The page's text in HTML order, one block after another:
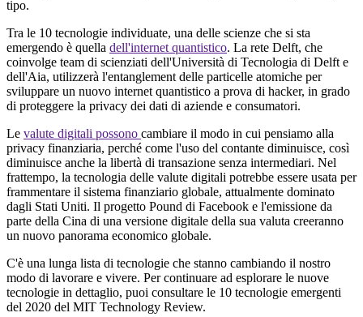
tipo.
Tra le 10 tecnologie individuate, una delle scienze che si sta
emergendo è quella dell'internet quantistico. La rete Delft, che
coinvolge team di scienziati dell'Università di Tecnologia di Delft e
dell'Aia, utilizzerà l'entanglement delle particelle atomiche per
sviluppare un nuovo internet quantistico a prova di hacker, in grado
di proteggere la privacy dei dati di aziende e consumatori.
Le valute digitali possono cambiare il modo in cui pensiamo alla
privacy finanziaria, perché come l'uso del contante diminuisce, così
diminuisce anche la libertà di transazione senza intermediari. Nel
frattempo, la tecnologia delle valute digitali potrebbe essere usata per
frammentare il sistema finanziario globale, attualmente dominato
dagli Stati Uniti. Il progetto Pound di Facebook e l'emissione da
parte della Cina di una versione digitale della sua valuta creeranno
un nuovo panorama economico globale.
C'è una lunga lista di tecnologie che stanno cambiando il nostro
modo di lavorare e vivere. Per continuare ad esplorare le nuove
tecnologie in dettaglio, puoi consultare le 10 tecnologie emergenti
del 2020 del MIT Technology Review.